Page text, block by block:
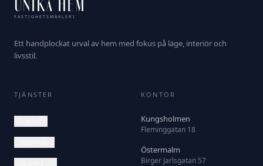
UNIKA HEM
FASTIGHETSMÄKLERI
Ett handplockat urval av hem med fokus på läge, interiör och
livsstil.
TJÄNSTER KONTOR
Kungsholmen
Fleminggatan 18
Östermalm
Birger Jarlsgatan 57